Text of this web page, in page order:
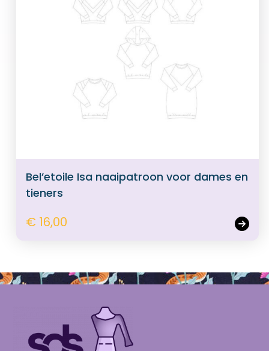
Bel’etoile Isa naaipatroon voor dames en
tieners
€ 16,00